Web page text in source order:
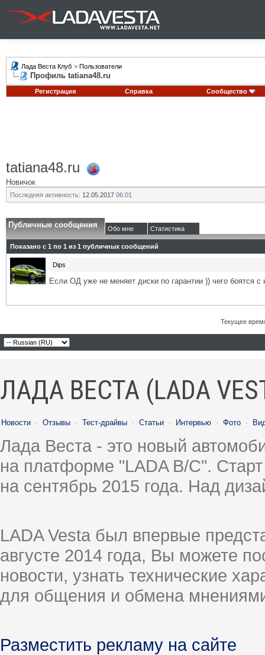
Лада Веста Клуб > Пользователи
Профиль tatiana48.ru
Регистрация Справка Сообщество
tatiana48.ru
Новичок
Последняя активность: 12.05.2017 06:01
Публичные сообщения Обо мне Статистика
Показано с 1 по 1 из 1 публичных сообщений
Dips
Если ОД уже не меняет диски по гарантии )) чего боятся с
Текущее
ЛАДА ВЕСТА (LADA
Новости · Отзывы · Тест-драйвы · Статьи · Интервью · Фото ·
Лада Веста - это новый
на платформе "LADA B/C".
на сентябрь 2015 года. Над
LADA Vesta был впервые
августе 2014 года, Вы можете
новости, узнать технические
для общения и обмена
Разместить рекламу на сайте